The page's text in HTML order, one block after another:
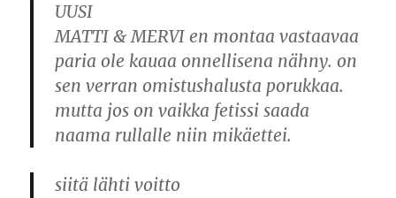
UUSI
MATTI & MERVI en montaa vastaavaa
paria ole kauaa onnellisena nähny. on
sen verran omistushalusta porukkaa.
mutta jos on vaikka fetissi saada
naama rullalle niin mikäettei.
siitä lähti voitto